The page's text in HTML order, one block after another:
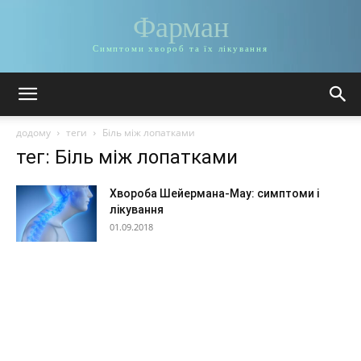
Фарман
Симптоми хвороб та їх лікування
додому теги Біль між лопатками
тег: Біль між лопатками
Хвороба Шейермана-Мау: симптоми і
лікування
01.09.2018